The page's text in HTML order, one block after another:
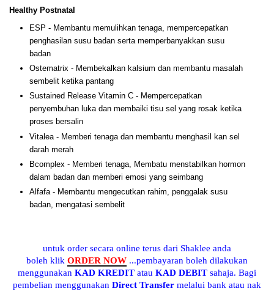
Healthy Postnatal
ESP - Membantu memulihkan tenaga, mempercepatkan
penghasilan susu badan serta memperbanyakkan susu
badan
Ostematrix - Membekalkan kalsium dan membantu masalah
sembelit ketika pantang
Sustained Release Vitamin C - Mempercepatkan
penyembuhan luka dan membaiki tisu sel yang rosak ketika
proses bersalin
Vitalea - Memberi tenaga dan membantu menghasil kan sel
darah merah
Bcomplex - Memberi tenaga, Membatu menstabilkan hormon
dalam badan dan memberi emosi yang seimbang
Alfafa - Membantu mengecutkan rahim, penggalak susu
badan, mengatasi sembelit
untuk order secara online terus dari Shaklee anda
boleh klik ORDER NOW ...pembayaran boleh dilakukan
menggunakan KAD KREDIT atau KAD DEBIT sahaja. Bagi
pembelian menggunakan Direct Transfer melalui bank atau nak